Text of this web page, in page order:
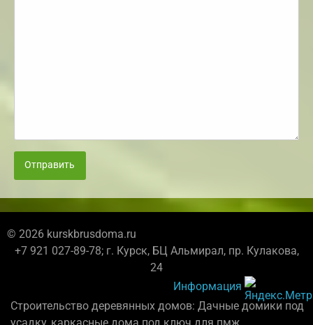
Отправить
© 2026 kurskbrusdoma.ru
+7 921 027-89-78; г. Курск, БЦ Альмирал, пр. Кулакова,
24
Информация
Строительство деревянных домов: Дачные домики под
усадку, каркасные дома под ключ для пмж.